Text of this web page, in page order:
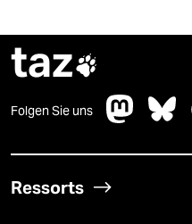
taz
Folgen Sie uns
Ressorts